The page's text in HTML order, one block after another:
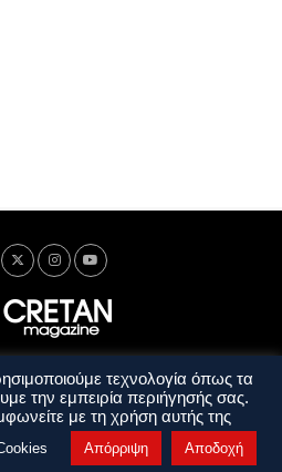
Απορρήτου
Όροι Χρήσης
Προϋποθέσεις
τεχνολογία όπως τα
την εμπειρία περιήγησής σας.
με τη χρήση αυτής της
Απόρριψη Αποδοχή